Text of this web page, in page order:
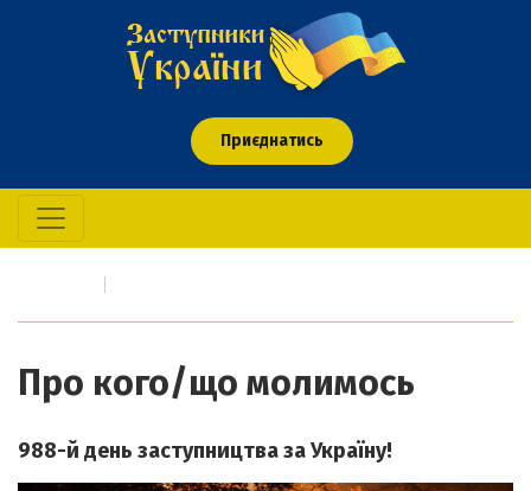
Приєднатись
Про кого/що молимось
988-й день заступництва за Україну!